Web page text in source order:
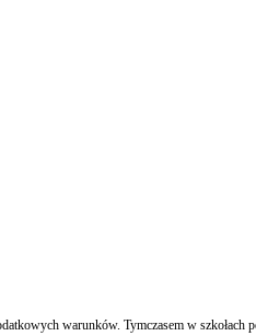
warunków. Tymczasem w